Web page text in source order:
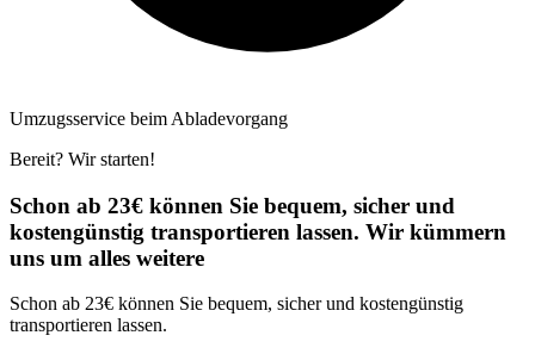
Umzugsservice beim Abladevorgang
Bereit? Wir starten!
Schon ab 23€ können Sie bequem, sicher und
kostengünstig transportieren lassen. Wir kümmern
uns um alles weitere
Schon ab 23€ können Sie bequem, sicher und kostengünstig
transportieren lassen.